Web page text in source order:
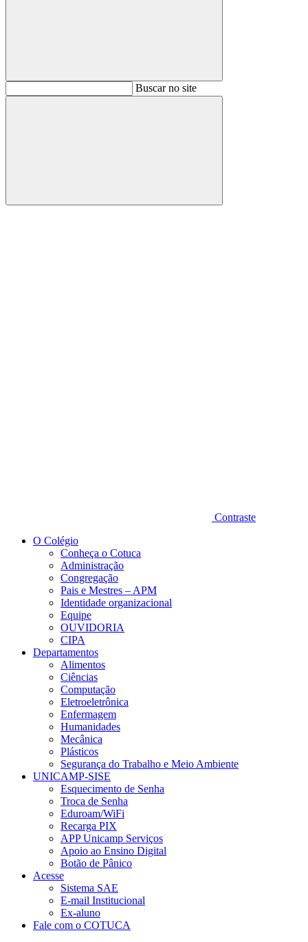
BuscarBuscar no site
Buscar
Contraste
O Colégio
Conheça o Cotuca
Administração
Congregação
Pais e Mestres – APM
Identidade organizacional
Equipe
OUVIDORIA
CIPA
Departamentos
Alimentos
Ciências
Computação
Eletroeletrônica
Enfermagem
Humanidades
Mecânica
Plásticos
Segurança do Trabalho e Meio Ambiente
UNICAMP-SISE
Esquecimento de Senha
Troca de Senha
Eduroam/WiFi
Recarga PIX
APP Unicamp Serviços
Apoio ao Ensino Digital
Botão de Pânico
Acesse
Sistema SAE
E-mail Institucional
Ex-aluno
Fale com o COTUCA